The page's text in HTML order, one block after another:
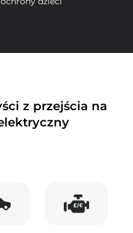
z przejścia na